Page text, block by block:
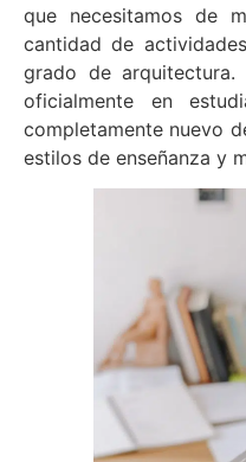
que necesitamos de
cantidad de
grado de
oficialmente en
completamente nuevo
estilos de enseñanza y